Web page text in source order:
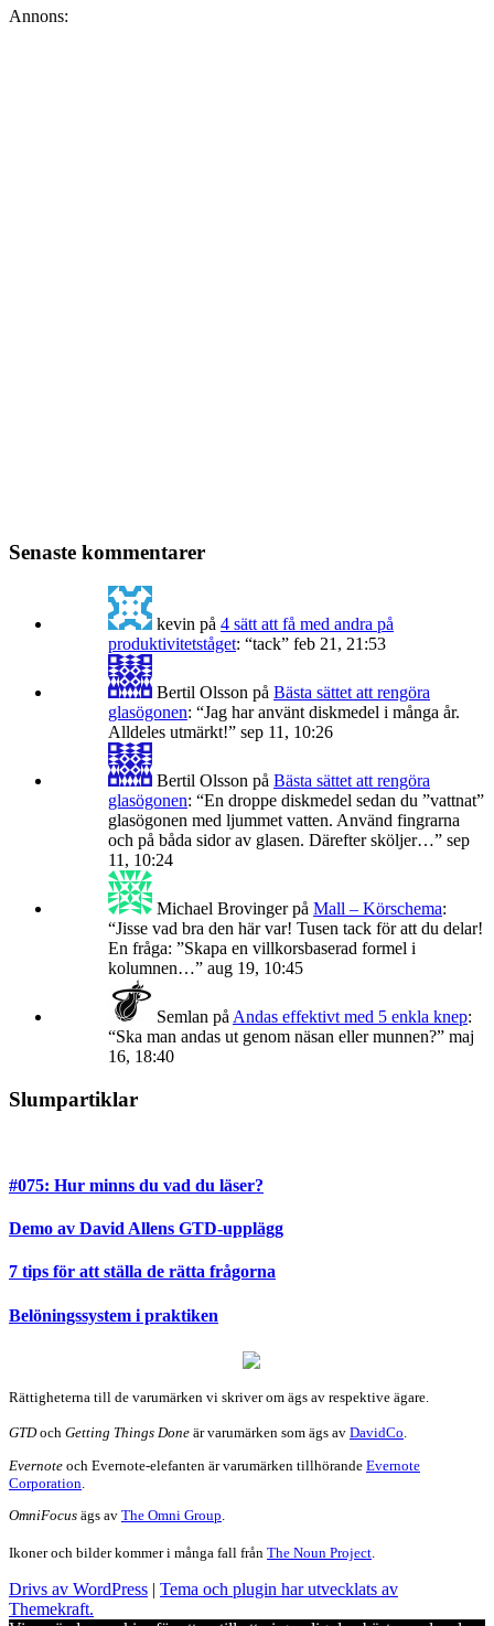
Annons:
Senaste kommentarer
kevin på 4 sätt att få med andra på
produktivitetståget: “tack” feb 21, 21:53
Bertil Olsson på Bästa sättet att rengöra
glasögonen: “Jag har använt diskmedel i många år.
Alldeles utmärkt!” sep 11, 10:26
Bertil Olsson på Bästa sättet att rengöra
glasögonen: “En droppe diskmedel sedan du ”vattnat”
glasögonen med ljummet vatten. Använd fingrarna
och på båda sidor av glasen. Därefter sköljer…” sep
11, 10:24
Michael Brovingerpå Mall – Körschema:
“Jisse vad bra den här var! Tusen tack för att du delar!
En fråga: ”Skapa en villkorsbaserad formel i
kolumnen…” aug 19, 10:45
Semlan på Andas effektivt med 5 enkla knep:
“Ska man andas ut genom näsan eller munnen?” maj
16, 18:40
Slumpartiklar
#075: Hur minns du vad du läser?
Demo av David Allens GTD-upplägg
7 tips för att ställa de rätta frågorna
Belöningssystem i praktiken
Rättigheterna till de varumärken vi skriver om ägs av respektive ägare.
GTDoch Getting Things Done är varumärken som ägs av DavidCo.
Evernote och Evernote-elefanten är varumärken tillhörande Evernote
Corporation
OmniFocus ägs av The Omni Group
Ikoner och bilder kommer i många fall från The Noun Project
Drivs av WordPress | Tema och plugin har utvecklats av
Themekraft.